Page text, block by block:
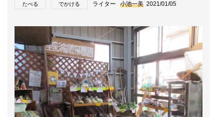
たべる でかける ライター 小池一美 2021/01/05